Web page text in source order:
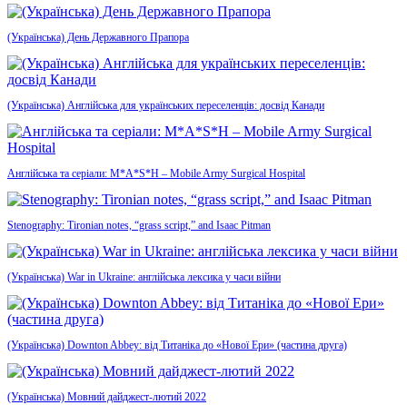
(Українська) День Державного Прапора
(Українська) Англійська для українських переселенців: досвід Канади
Англійська та серіали: M*A*S*H – Mobile Army Surgical Hospital
Stenography: Tironian notes, “grass script,” and Isaac Pitman
(Українська) War in Ukraine: англійська лексика у часи війни
(Українська) Downton Abbey: від Титаніка до «Нової Ери» (частина друга)
(Українська) Мовний дайджест-лютий 2022